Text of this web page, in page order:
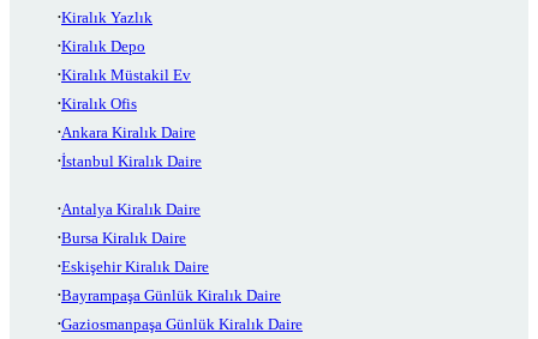
Kiralık Yazlık
Kiralık Depo
Kiralık Müstakil Ev
Kiralık Ofis
Ankara Kiralık Daire
İstanbul Kiralık Daire
Antalya Kiralık Daire
Bursa Kiralık Daire
Eskişehir Kiralık Daire
Bayrampaşa Günlük Kiralık Daire
Gaziosmanpaşa Günlük Kiralık Daire